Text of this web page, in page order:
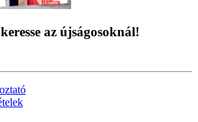
az újságosoknál!